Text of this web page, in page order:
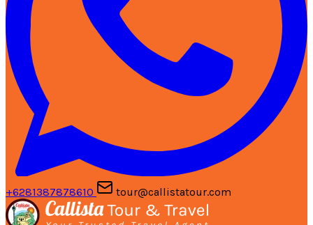
+6281387878610 tour@callistatour.com